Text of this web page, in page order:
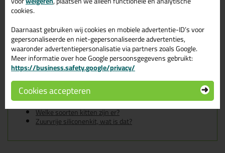
voorraad en op werkdagen besteld = morgen in huis.
Wil je meer weten over de toepassing en kenmerken van dit
product?Lees alles over dit product >
Tips & tricks voor Ottoseal S100
300ml
In de volgende blogs wordt dit product gebruikt:
De badkamer kitten? Lees hier hoe!
Welke Otto primer heb ik nodig?
Welke soorten kitten zijn er?
Zuurvrije siliconenkit, wat is dat?
cookies.
Daarnaast gebruiken wij cookies en mobiele advertentie-ID’s voor
gepersonaliseerde en niet-gepersonaliseerde advertenties,
waaronder advertentiepersonalisatie via partners zoals Google.
Meer informatie over hoe Google persoonsgegevens gebruikt:
https://business.safety.google/privacy/
Cookies accepteren